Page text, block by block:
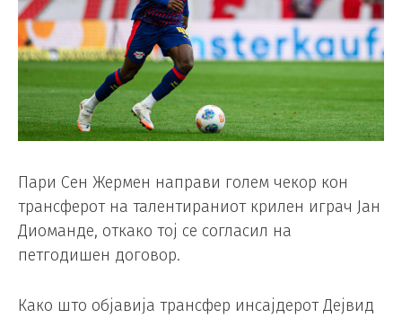
Пари Сен Жермен направи голем чекор кон
трансферот на талентираниот крилен играч Јан
Диоманде, откако тој се согласил на
петгодишен договор.
Како што објавија трансфер инсајдерот Дејвид